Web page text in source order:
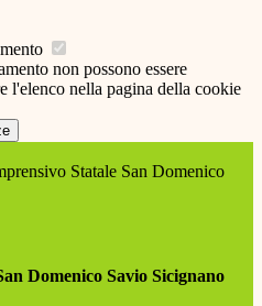
non possono essere
l'elenco nella pagina della cookie
Statale San Domenico
Domenico Savio Sicignano